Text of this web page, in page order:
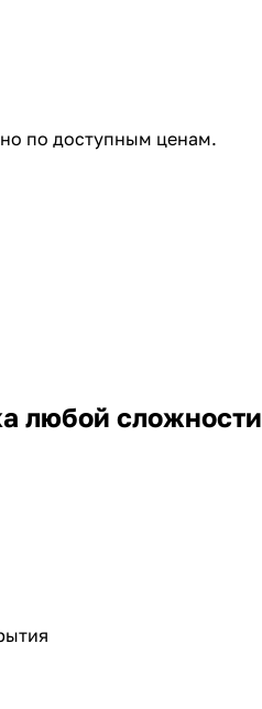
по доступным ценам.
любой сложности